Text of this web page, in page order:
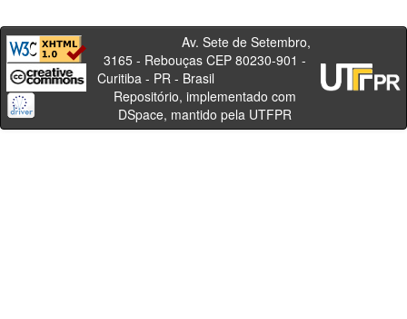
Av. Sete de Setembro,
3165 - Rebouças CEP 80230-901 -
Curitiba - PR - Brasil
Repositório, implementado com
DSpace, mantido pela UTFPR